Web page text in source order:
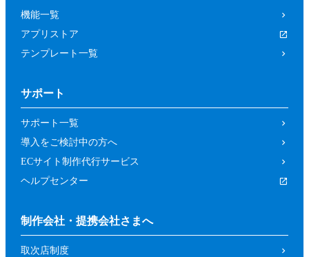
機能一覧
アプリストア
テンプレート一覧
サポート
サポート一覧
導入をご検討中の方へ
ECサイト制作代行サービス
ヘルプセンター
制作会社・提携会社さまへ
取次店制度